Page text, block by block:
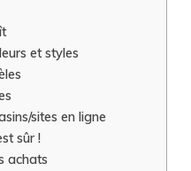
et styles
sites en ligne
sûr !
achats